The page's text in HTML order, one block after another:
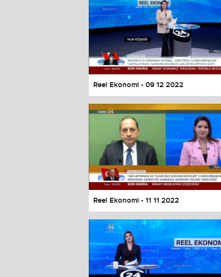
Reel Ekonomi - 09 12 2022
Reel Ekonomi - 11 11 2022